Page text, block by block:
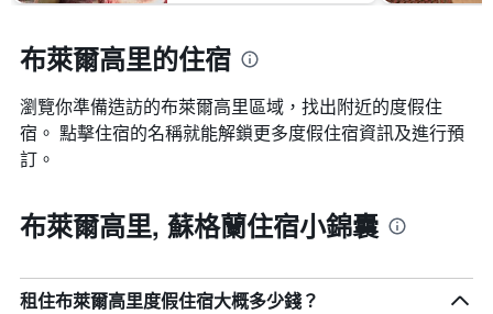
布萊爾高里的住宿
瀏覽你準備造訪的布萊爾高里區域，找出附近的度假住
宿。 點擊住宿的名稱就能解鎖更多度假住宿資訊及進行預
訂。
布萊爾高里, 蘇格蘭住宿小錦囊
租住布萊爾高里度假住宿大概多少錢？